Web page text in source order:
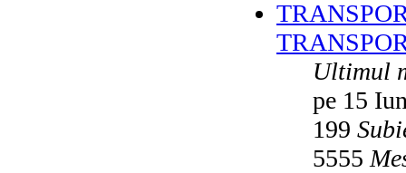
Ultimul
pe 15
199
5555